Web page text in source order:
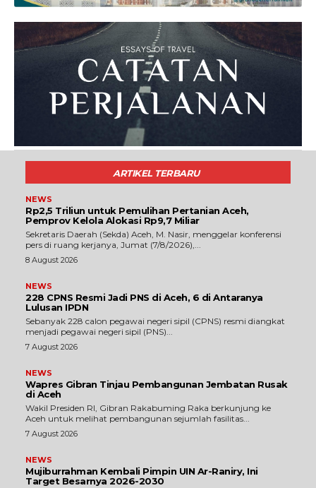
ARTIKEL TERBARU
NEWS
Rp2,5 Triliun untuk Pemulihan Pertanian Aceh,
Pemprov Kelola Alokasi Rp9,7 Miliar
‎Sekretaris Daerah (Sekda) Aceh, M. Nasir, menggelar konferensi
pers di ruang kerjanya, Jumat (7/8/2026),...
8 August 2026
NEWS
228 CPNS Resmi Jadi PNS di Aceh, 6 di Antaranya
Lulusan IPDN
Sebanyak 228 calon pegawai negeri sipil (CPNS) resmi diangkat
menjadi pegawai negeri sipil (PNS)...
7 August 2026
NEWS
Wapres Gibran Tinjau Pembangunan Jembatan Rusak
di Aceh
Wakil Presiden RI, Gibran Rakabuming Raka berkunjung ke
Aceh untuk melihat pembangunan sejumlah fasilitas...
7 August 2026
NEWS
Mujiburrahman Kembali Pimpin UIN Ar-Raniry, Ini
Target Besarnya 2026-2030